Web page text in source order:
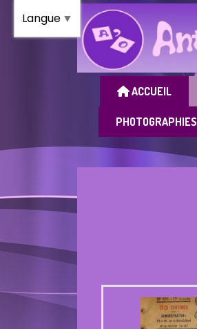
ACCUEIL
PHOTOGRAPHIES
Langue ▼
Panneau de gestion des cookies